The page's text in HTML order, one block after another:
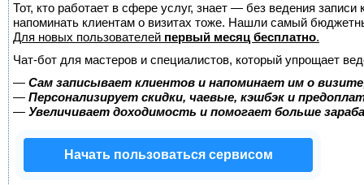
Тот, кто работает в сфере услуг, знает — без ведения
напоминать клиентам о визитах тоже. Нашли самый
Для новых пользователей первый месяц бесплатно.
Чат-бот для мастеров и специалистов, который упрощает
— Сам записывает клиентов и напоминает им о
— Персонализирует скидки, чаевые, кэшбэк и
— Увеличивает доходимость и помогает больше
Начать пользоваться сервисом